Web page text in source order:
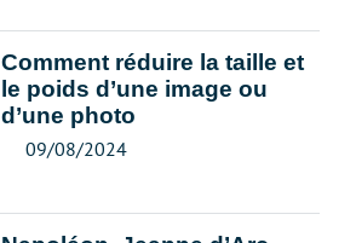
Comment réduire la taille et
le poids d’une image ou
d’une photo
09/08/2024